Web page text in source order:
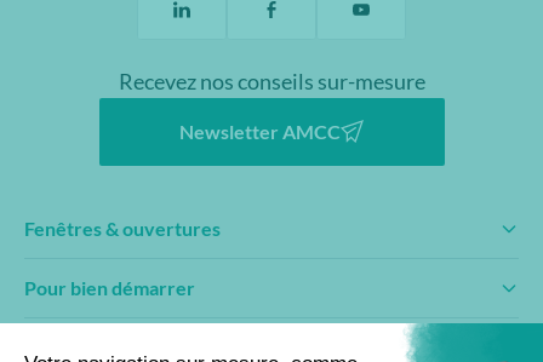
Recevez nos conseils sur-mesure
Newsletter AMCC
Fenêtres & ouvertures
Pour bien démarrer